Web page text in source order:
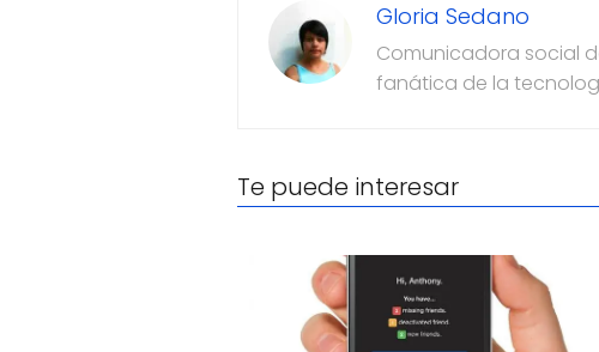
Gloria Sedano
Comunicadora social
fanática de la
Te puede interesar